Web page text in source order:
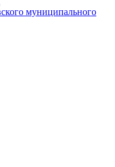
муниципального